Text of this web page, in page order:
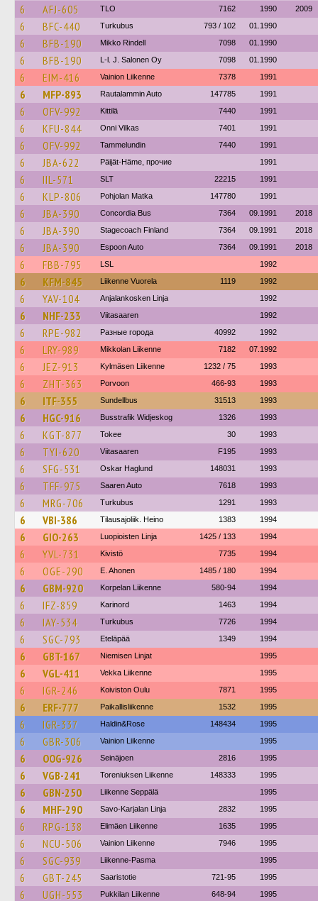
6 AFJ-605 TLO 7162 1990 2009
6 BFC-440 Turkubus 793 / 102 01.1990
6 BFB-190 Mikko Rindell 7098 01.1990
6 BFB-190 L-l. J. Salonen Oy 7098 01.1990
6 EIM-416 Vainion Liikenne 7378 1991
6 MFP-893 Rautalammin Auto 147785 1991
6 OFV-992 Kittilä 7440 1991
6 KFU-844 Onni Vilkas 7401 1991
6 OFV-992 Tammelundin 7440 1991
6 JBA-622 Päijät-Häme, прочие 1991
6 IIL-571 SLT 22215 1991
6 KLP-806 Pohjolan Matka 147780 1991
6 JBA-390 Concordia Bus 7364 09.1991 2018
6 JBA-390 Stagecoach Finland 7364 09.1991 2018
6 JBA-390 Espoon Auto 7364 09.1991 2018
6 FBB-795 LSL 1992
6 KFM-845 Liikenne Vuorela 1119 1992
6 YAV-104 Anjalankosken Linja 1992
6 NHF-233 Viitasaaren 1992
6 RPE-982 Разные города 40992 1992
6 LRY-989 Mikkolan Liikenne 7182 07.1992
6 JEZ-913 Kylmäsen Liikenne 1232 / 75 1993
6 ZHT-363 Porvoon 466-93 1993
6 ITF-355 Sundellbus 31513 1993
6 HGC-916 Busstrafik Widjeskog 1326 1993
6 KGT-877 Tokee 30 1993
6 TYI-620 Viitasaaren F195 1993
6 SFG-531 Oskar Haglund 148031 1993
6 TFF-975 Saaren Auto 7618 1993
6 MRG-706 Turkubus 1291 1993
6 VBI-386 Tilausajoliik. Heino 1383 1994
6 GIO-263 Luopioisten Linja 1425 / 133 1994
6 YVL-731 Kivistö 7735 1994
6 OGE-290 E. Ahonen 1485 / 180 1994
6 GBM-920 Korpelan Liikenne 580-94 1994
6 IFZ-859 Karinord 1463 1994
6 IAY-534 Turkubus 7726 1994
6 SGC-793 Eteläpää 1349 1994
6 GBT-167 Niemisen Linjat 1995
6 VGL-411 Vekka Liikenne 1995
6 IGR-246 Koiviston Oulu 7871 1995
6 ERF-777 Paikallisliikenne 1532 1995
6 IGR-337 Haldin&Rose 148434 1995
6 GBR-306 Vainion Liikenne 1995
6 OOG-926 Seinäjoen 2816 1995
6 VGB-241 Toreniuksen Liikenne 148333 1995
6 GBN-250 Liikenne Seppälä 1995
6 MHF-290 Savo-Karjalan Linja 2832 1995
6 RPG-138 Elimäen Liikenne 1635 1995
6 NCU-506 Vainion Liikenne 7946 1995
6 SGC-939 Liikenne-Pasma 1995
6 GBT-245 Saaristotie 721-95 1995
6 UGH-553 Pukkilan Liikenne 648-94 1995